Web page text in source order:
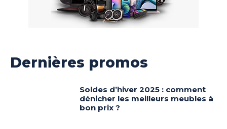
Dernières promos
Soldes d’hiver 2025 : comment
dénicher les meilleurs meubles à
bon prix ?